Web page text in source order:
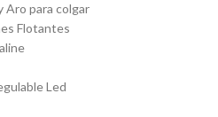
Aro para colgar
Flotantes
Led